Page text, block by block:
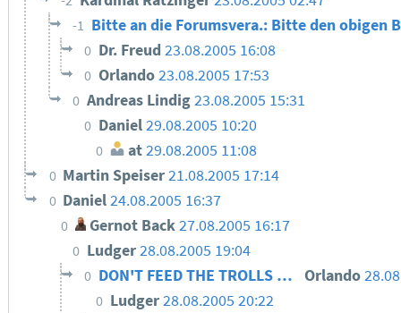
-1 Bitte an die Forumsvera.: Bitte den obigen
0 Dr. Freud23.08.2005 16:08
0 Orlando23.08.2005 17:53
0 Andreas Lindig23.08.2005 15:31
0 Daniel29.08.2005 10:20
0 at29.08.2005 11:08
0 Martin Speiser21.08.2005 17:14
0 Daniel24.08.2005 16:37
0 Gernot Back 27.08.2005 16:17
0 Ludger28.08.2005 19:04
0 DON'T FEED THE TROLLS … Orlando
0 Ludger28.08.2005 20:22